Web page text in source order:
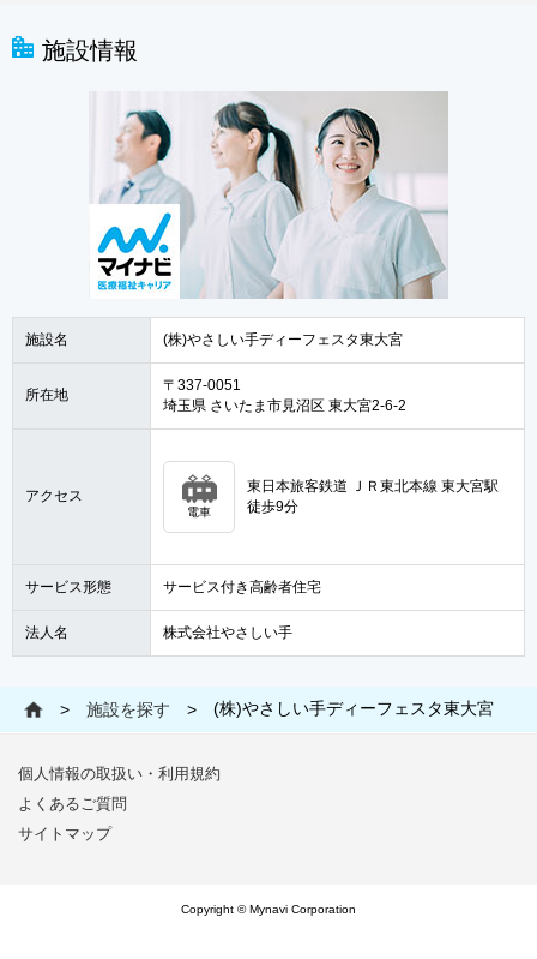
施設情報
施設名 (株)やさしい手ディーフェスタ東大宮
所在地
〒337-0051
埼玉県 さいたま市見沼区 東大宮2-6-2
アクセス
電車
東日本旅客鉄道 ＪＲ東北本線 東大宮駅
徒歩9分
サービス形態 サービス付き高齢者住宅
法人名 株式会社やさしい手
> 施設を探す > (株)やさしい手ディーフェスタ東大宮
個人情報の取扱い・利用規約
よくあるご質問
サイトマップ
Copyright © Mynavi Corporation